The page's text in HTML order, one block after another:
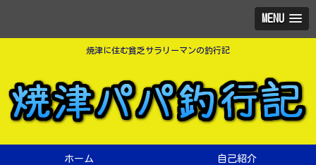
MENU
焼津に住む貧乏サラリーマンの釣行記
ホーム 自己紹介